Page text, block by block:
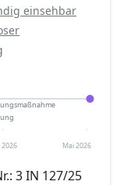
einsehbar
2026 Mai 2026
3 IN 127/25